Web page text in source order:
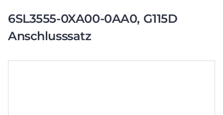
6SL3555-0XA00-0AA0, G115D
Anschlusssatz